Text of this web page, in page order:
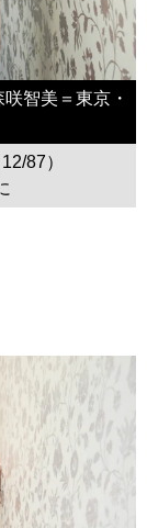
智美＝東京・
87）